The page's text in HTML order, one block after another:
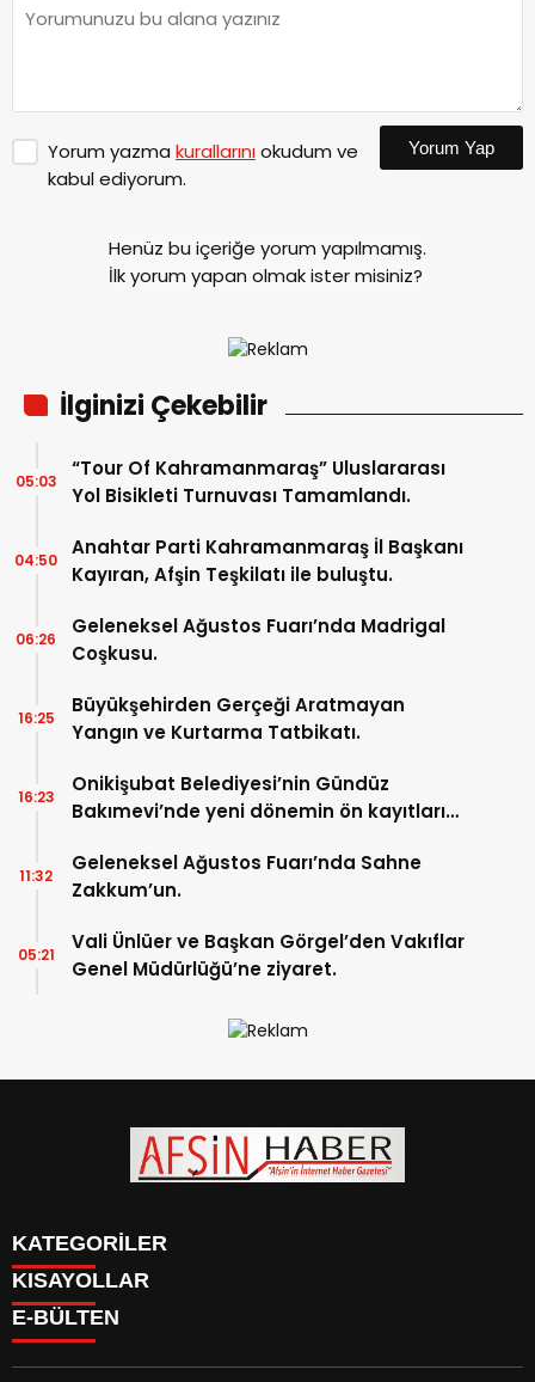
Yorum yazma kurallarınıokudum ve
kabul ediyorum.
Yorum Yap
Henüz bu içeriğe yorum yapılmamış.
İlk yorum yapan olmak ister misiniz?
İlginizi Çekebilir
“Tour Of Kahramanmaraş” Uluslararası
Yol Bisikleti Turnuvası Tamamlandı.
05:03
Anahtar Parti Kahramanmaraş İl Başkanı
Kayıran, Afşin Teşkilatı ile buluştu.
04:50
Geleneksel Ağustos Fuarı’nda Madrigal
Coşkusu.
06:26
Büyükşehirden Gerçeği Aratmayan
Yangın ve Kurtarma Tatbikatı.
16:25
Onikişubat Belediyesi’nin Gündüz
Bakımevi’nde yeni dönemin ön kayıtları
16:23
Geleneksel Ağustos Fuarı’nda Sahne
Zakkum’un.
11:32
Vali Ünlüer ve Başkan Görgel’den Vakıflar
Genel Müdürlüğü’ne ziyaret.
05:21
KATEGORİLER
SİYASET
EĞİTİM
KISAYOLLAR
SİYASET
EĞİTİM
E-BÜLTEN